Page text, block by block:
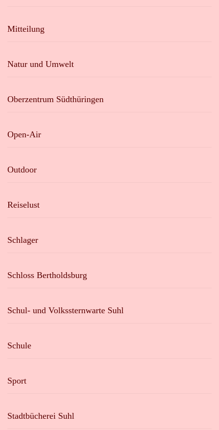
Mitteilung
Natur und Umwelt
Oberzentrum Südthüringen
Open-Air
Outdoor
Reiselust
Schlager
Schloss Bertholdsburg
Schul- und Volkssternwarte Suhl
Schule
Sport
Stadtbücherei Suhl